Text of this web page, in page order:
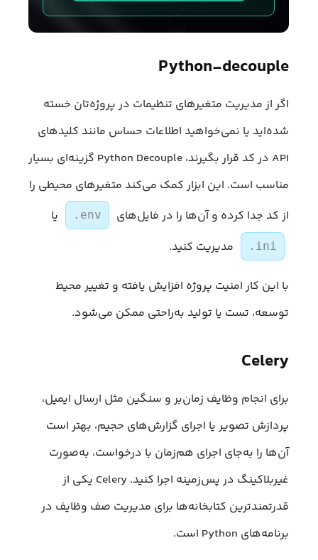
Python-decouple
اگر از مدیریت متغیرهای تنظیمات در پروژه‌تان خسته
شده‌اید یا نمی‌خواهید اطلاعات حساس مانند کلیدهای
API در کد قرار بگیرند، Python Decouple گزینه‌ای بسیار
مناسب است. این ابزار کمک می‌کند متغیرهای محیطی را
از کد جدا کرده و آن‌ها را در فایل‌های
.env یا
.ini مدیریت کنید.
با این کار امنیت پروژه افزایش یافته و تغییر محیط
توسعه، تست یا تولید به‌راحتی ممکن می‌شود.
Celery
برای انجام وظایف زمان‌بر و سنگین مثل ارسال ایمیل،
پردازش تصویر یا اجرای گزارش‌های حجیم، بهتر است
آن‌ها را به‌جای اجرای هم‌زمان با درخواست، به‌صورت
غیربلاکینگ در پس‌زمینه اجرا کنید. Celery یکی از
قدرتمندترین کتابخانه‌ها برای مدیریت صف وظایف در
برنامه‌های Python است.